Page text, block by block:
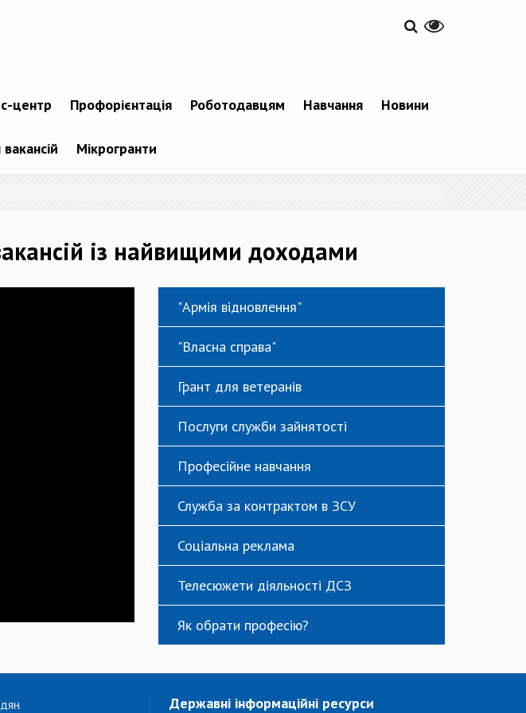
центр Профорієнтація Роботодавцям Навчання Новини
Мікрогранти
із найвищими доходами
"Армія відновлення"
"Власна справа"
Грант для ветеранів
Послуги служби зайнятості
Професійне навчання
Служба за контрактом в ЗСУ
Соціальна реклама
Телесюжети діяльності ДСЗ
Як обрати професію?
Державні інформаційні ресурси